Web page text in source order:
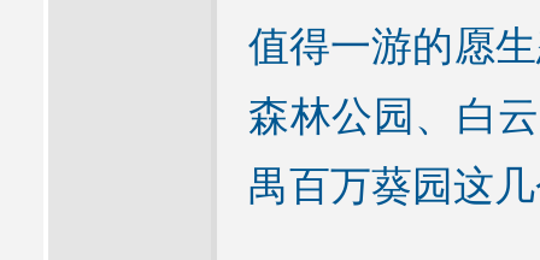
值得一游的愿
森林公园、白
禺百万葵园这